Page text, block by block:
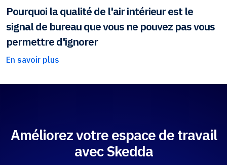
Pourquoi la qualité de l'air intérieur est le
signal de bureau que vous ne pouvez pas vous
permettre d'ignorer
En savoir plus
Améliorez votre espace de travail
avec Skedda